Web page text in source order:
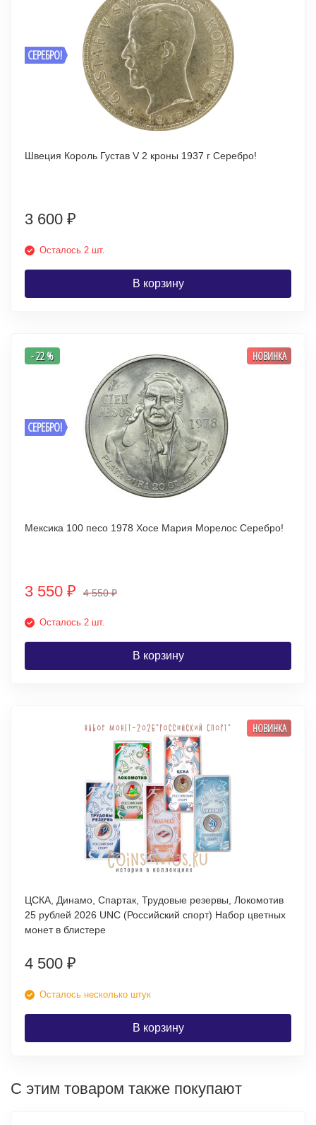
СЕРЕБРО!
Швеция Король Густав V 2 кроны 1937 г Серебро!
3 600 ₽
Осталось 2 шт.
В корзину
СЕРЕБРО!
- 22 % НОВИНКА
Мексика 100 песо 1978 Хосе Мария Морелос Серебро!
3 550 ₽ 4 550₽
Осталось 2 шт.
В корзину
НОВИНКА
ЦСКА, Динамо, Спартак, Трудовые резервы, Локомотив
25 рублей 2026 UNC (Российский спорт) Набор цветных
монет в блистере
4 500 ₽
Осталось несколько штук
В корзину
С этим товаром также покупают